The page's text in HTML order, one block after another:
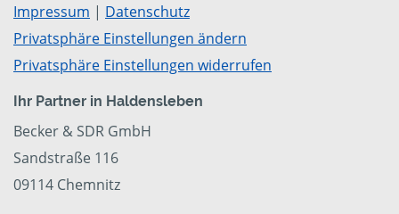
Impressum | Datenschutz
Privatsphäre Einstellungen ändern
Privatsphäre Einstellungen widerrufen
Ihr Partner in Haldensleben
Becker & SDR GmbH
Sandstraße 116
09114 Chemnitz